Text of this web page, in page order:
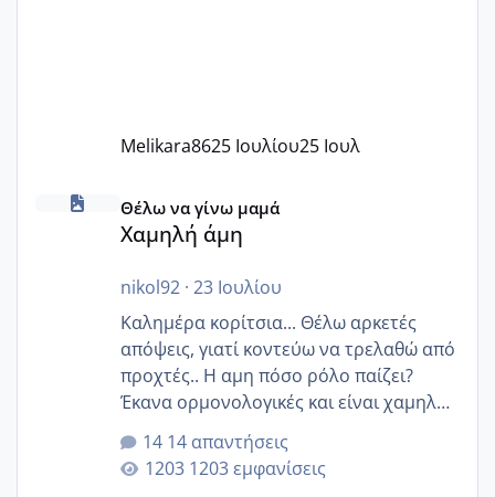
Melikara8625 Ιουλίου25 Ιουλ
Χαμηλή άμη
Θέλω να γίνω μαμά
Χαμηλή άμη
nikol92· 23 Ιουλίου
Καλημέρα κορίτσια... Θέλω αρκετές
απόψεις, γιατί κοντεύω να τρελαθώ από
προχτές.. Η αμη πόσο ρόλο παίζει?
Έκανα ορμονολογικές και είναι χαμηλή
για την ηλικία μου.. Είχα ήδη μια
εγκυμοσύνη, που έπρεπε να τερματιστεί
στην 27η εβδομάδα και προσπαθώ 7
14 απαντήσεις
1203 εμφανίσεις